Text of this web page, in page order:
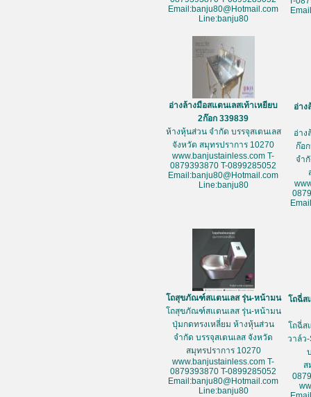
Email:banju80@Hotmail.com
Line:banju80
อ่างล้างมือสแตนเลสเท้าเหยียบ
2ก๊อก 339839
ห้างหุ้นส่วน จำกัด บรรจุสเตนเลส
จังหวัด สมุทรปราการ 10270
www.banjustainless.com T-
0879393870 T-0899285052
Email:banju80@Hotmail.com
Line:banju80
อ่าง
อ่าง
ก๊อ
จำ
โถสุขภัณฑ์สแตนเลส รุ่น-หน้ามน
โถสุขภัณฑ์สแตนเลส รุ่น-หน้ามน
ปุ่มกดทรงเหลี่ยม ห้างหุ้นส่วน
จำกัด บรรจุสเตนเลส จังหวัด
สมุทรปราการ 10270
www.banjustainless.com T-
0879393870 T-0899285052
Email:banju80@Hotmail.com
Line:banju80
โถฉี่ส
โถฉี่ส
วาล์ว
ส